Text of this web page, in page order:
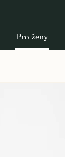
Pro ženy